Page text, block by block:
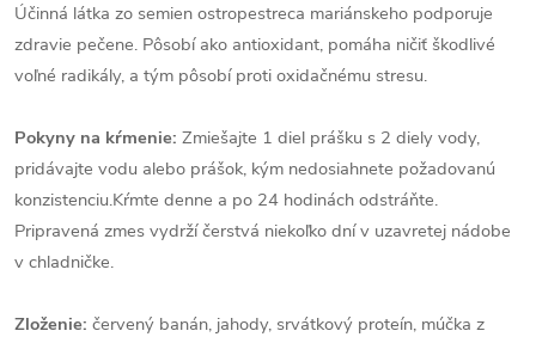
Účinná látka zo semien ostropestreca mariánskeho podporuje
zdravie pečene. Pôsobí ako antioxidant, pomáha ničiť škodlivé
voľné radikály, a tým pôsobí proti oxidačnému stresu.
Pokyny na kŕmenie: Zmiešajte 1 diel prášku s 2 diely vody,
pridávajte vodu alebo prášok, kým nedosiahnete požadovanú
konzistenciu.Kŕmte denne a po 24 hodinách odstráňte.
Pripravená zmes vydrží čerstvá niekoľko dní v uzavretej nádobe
v chladničke.
Zloženie: červený banán, jahody, srvátkový proteín, múčka z